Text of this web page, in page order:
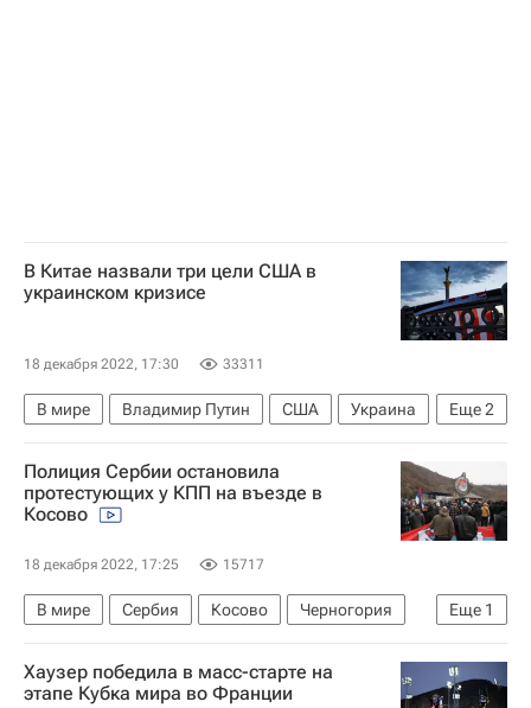
В Китае назвали три цели США в
украинском кризисе
18 декабря 2022, 17:30 33311
Еще2
В мире Владимир Путин США
Украина
Россия
Евросоюз
Полиция Сербии остановила
протестующих у КПП на въезде в
Косово
18 декабря 2022, 17:25 15717
Еще 1
В мире Сербия Косово
Черногория
НАТО
Хаузер победила в масс-старте на
этапе Кубка мира во Франции